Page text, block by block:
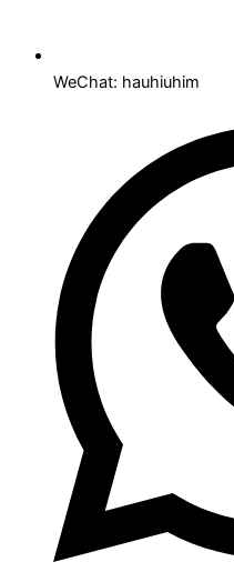
WeChat: hauhiuhim